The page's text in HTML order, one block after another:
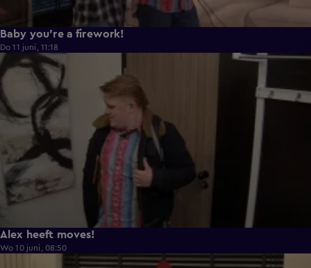
Baby you're a firework!
Do 11 juni, 11:18
0:43
Alex heeft moves!
Wo 10 juni, 08:50